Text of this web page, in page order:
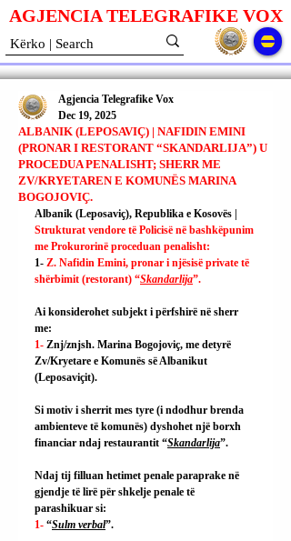
AGJENCIA TELEGRAFIKE VOX
ALBANIK (LEPOSAVIÇ) | NAFIDIN EMINI
(PRONAR I RESTORANT “SKANDARLIJA”) U
PROCEDUA PENALISHT; SHERR ME
ZV/KRYETAREN E KOMUNËS MARINA
BOGOJOVIÇ.
Agjencia Telegrafike Vox
Dec 19, 2025
Albanik (Leposaviç), Republika e Kosovës |
Strukturat vendore të Policisë në bashkëpunim
me Prokurorinë proceduan penalisht:
1- Z. Nafidin Emini, pronar i njësisë private të
shërbimit (restorant) “Skandarlija”.
Ai konsiderohet subjekt i përfshirë në sherr
me:
1- Znj/znjsh. Marina Bogojoviç, me detyrë
Zv/Kryetare e Komunës së Albanikut
(Leposaviçit).
Si motiv i sherrit mes tyre (i ndodhur brenda
ambienteve të komunës) dyshohet një borxh
financiar ndaj restaurantit “Skandarlija”.
Ndaj tij filluan hetimet penale paraprake në
gjendje të lirë për shkelje penale të
parashikuar si:
1- “Sulm verbal”.